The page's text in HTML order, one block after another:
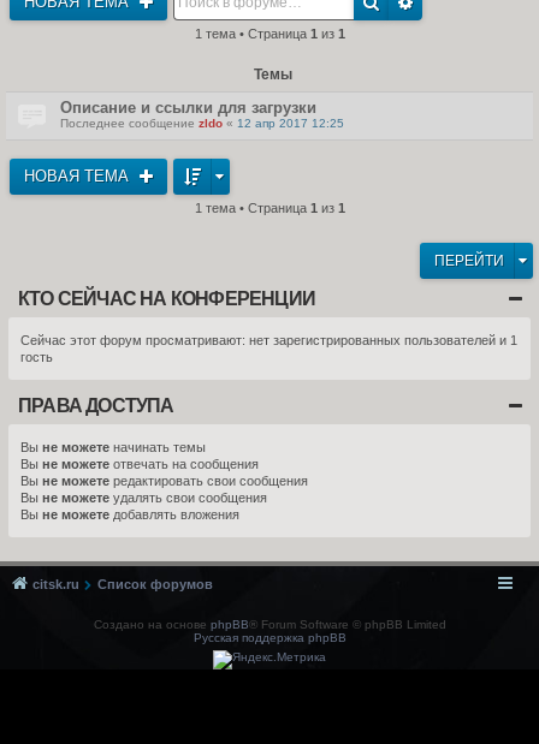
1 тема • Страница 1 из 1
Темы
Описание и ссылки для загрузки
Последнее сообщение zldo « 12 апр 2017 12:25
НОВАЯ ТЕМА
1 тема • Страница 1 из 1
ПЕРЕЙТИ
КТО СЕЙЧАС НА КОНФЕРЕНЦИИ
Сейчас этот форум просматривают: нет зарегистрированных пользователей и 1
гость
ПРАВА ДОСТУПА
Вы не можете начинать темы
Вы не можете отвечать на сообщения
Вы не можете редактировать свои сообщения
Вы не можете удалять свои сообщения
Вы не можете добавлять вложения
citsk.ru Список форумов
Создано на основе phpBB® Forum Software © phpBB Limited
Русская поддержка phpBB